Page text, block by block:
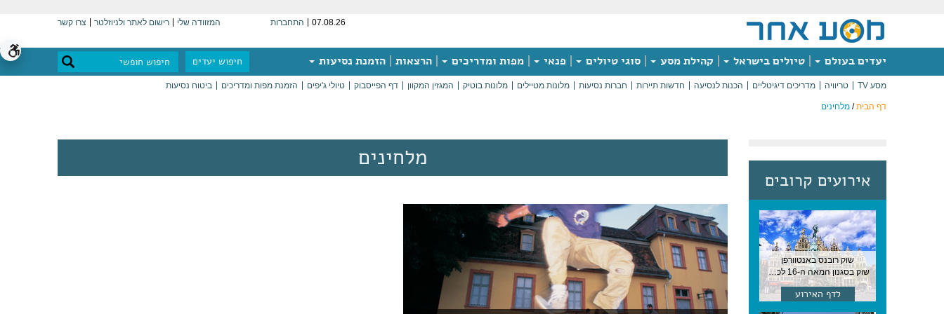
07.08.26 התחברות המזוודה שלי רישום לאתר ולניוזלטר צרו קשר
יעדים בעולם טיולים בישראל קהילת מסע סוגי טיולים פנאי מפות ומדריכים הרצאות הזמנת נסיעות חיפוש יעדים
מסע TV טריוויה מדריכים דיגיטליים הכנות לנסיעה חדשות תיירות חברות נסיעות מלונות מטיילים מלונות בוטיק המגזין המקוון דף הפייסבוק טיולי ג'יפים הזמנת מפות ומדריכים ביטוח נסיעות
דף הבית/ מלחינים
אירועים קרובים
שוק רובנס באנטוורפן
שוק בסגנון המאה ה-16 לכבודו של הצייר המפורסם, בן העיר, נערך ב-15 באוגוסט באנטוורפן
לדף האירוע
מלחינים